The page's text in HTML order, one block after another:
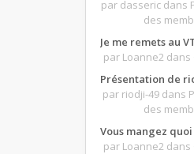
par dasseric dans
des
par Loanne2 dans
par riodji-49 dans
des
par Loanne2 dans